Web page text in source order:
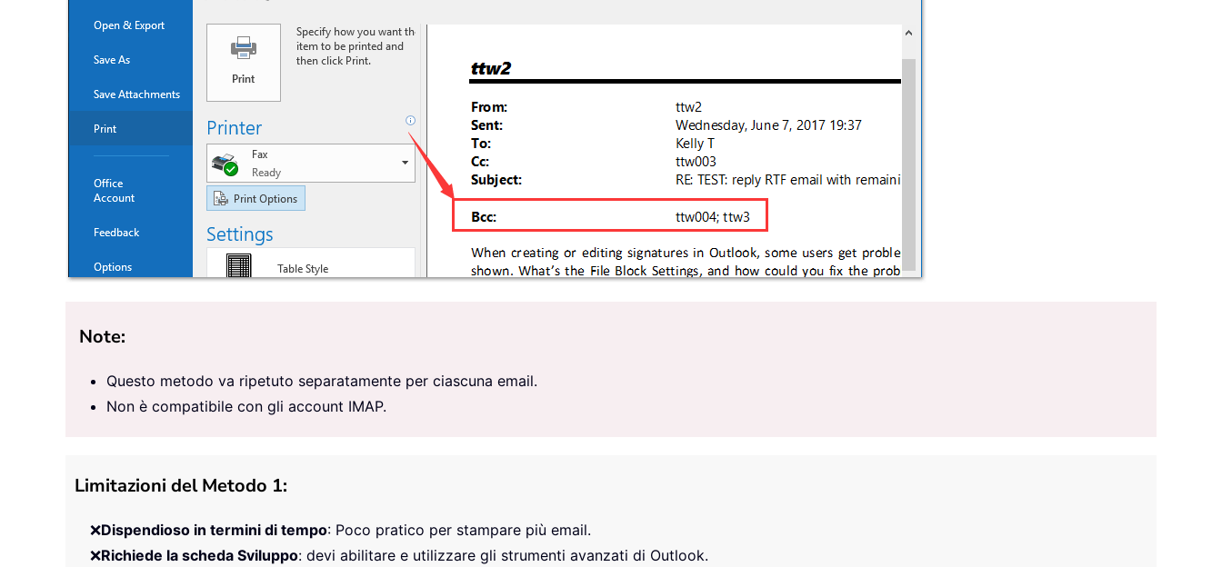
Note:
Questo metodo va ripetuto separatamente per ciascuna email.
Non è compatibile con gli account IMAP.
Limitazioni del Metodo 1:
❌Dispendioso in termini di tempo: Poco pratico per stampare più email.
❌Richiede la scheda Sviluppo: devi abilitare e utilizzare gli strumenti avanzati di Outlook.